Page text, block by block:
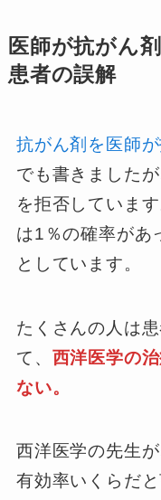
医師が抗がん
患者の誤解
抗がん剤を医師
でも書きました
を拒否していま
は1％の確率があ
としています。
たくさんの人は
て、 西洋医学の
ない。
西洋医学の先生
有効率いくらだ